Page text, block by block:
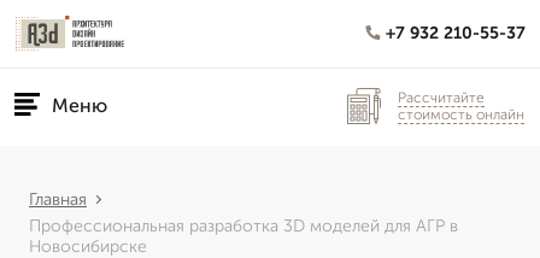
+7 932 210-55-37
Меню
Рассчитайте
стоимость онлайн
Главная
Профессиональная разработка 3D моделей для АГР в
Новосибирске